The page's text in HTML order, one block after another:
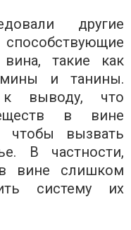
другие
такие как
и танины.
выводу, что
в вине
чтобы вызвать
В частности,
вине слишком
систему их